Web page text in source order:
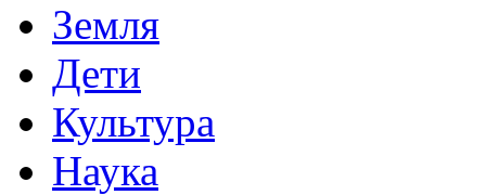
Земля
Дети
Культура
Наука